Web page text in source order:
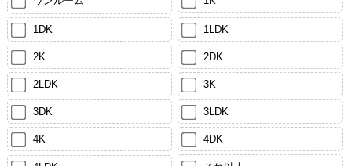
1DK 1LDK
2K 2DK
2LDK 3K
3DK 3LDK
4K 4DK